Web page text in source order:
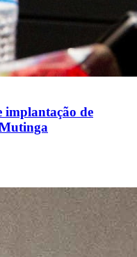
implantação de